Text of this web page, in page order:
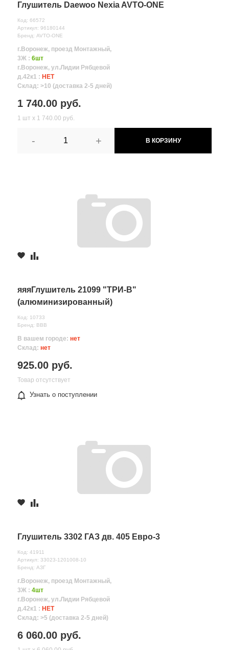
Глушитель Daewoo Nexia AVTO-ONE
Код: 66572
Артикул: 96180144
Бренд: AVTO-ONE
г.Воронеж, проезд Монтажный,
3Ж : 6шт
г.Воронеж, ул.Лидии Рябцевой
д.42к1 : НЕТ
Склад: >10 (доставка 2-5 дней)
1 740.00 руб.
1 шт х 1 740.00 руб.
- + В КОРЗИНУ
яяяГлушитель 21099 "ТРИ-В"
(алюминизированный)
Код: 10733
Бренд: ВВВ
В вашем городе: нет
Склад: нет
925.00 руб.
Товар отсутствует
Узнать о поступлении
Глушитель 3302 ГАЗ дв. 405 Евро-3
Код: 41911
Артикул: 33023-1201008-10
Бренд: АЗГ
г.Воронеж, проезд Монтажный,
3Ж : 4шт
г.Воронеж, ул.Лидии Рябцевой
д.42к1 : НЕТ
Склад: >5 (доставка 2-5 дней)
6 060.00 руб.